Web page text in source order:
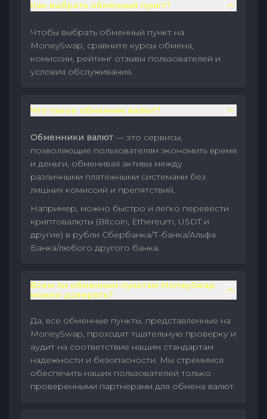
Как выбрать обменный пункт?
Чтобы выбрать обменный пункт на
MoneySwap, сравните курсы обмена,
комиссии, рейтинг отзывы пользователей и
условия обслуживания.
Что такое обменник валют?
Обменники валют — это сервисы,
позволяющие пользователям экономить время
и деньги, обменивая активы между
различными платежными системами без
лишних комиссий и препятствий.
Например, можно быстро и легко перевести
криптовалюты (Bitcoin, Ethereum, USDT и
другие) в рубли Сбербанка/Т-банка/Альфа
Банка/любого другого банка.
Всем ли обменным пунктам MoneySwap
можно доверять?
Да, все обменные пункты, представленные на
MoneySwap, проходят тщательную проверку и
аудит на соответствие нашим стандартам
надежности и безопасности. Мы стремимся
обеспечить наших пользователей только
проверенными партнерами для обмена валют.